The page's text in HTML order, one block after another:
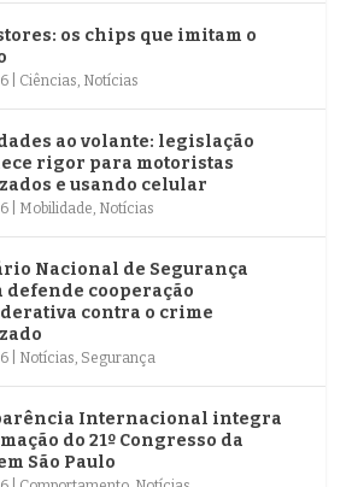
os chips que imitam o
Ciências Notícias
ao volante: legislação
rigor para motoristas
e usando celular
Mobilidade Notícias
Nacional de Segurança
defende cooperação
contra o crime
Notícias Segurança
Internacional integra
do 21º Congresso da
São Paulo